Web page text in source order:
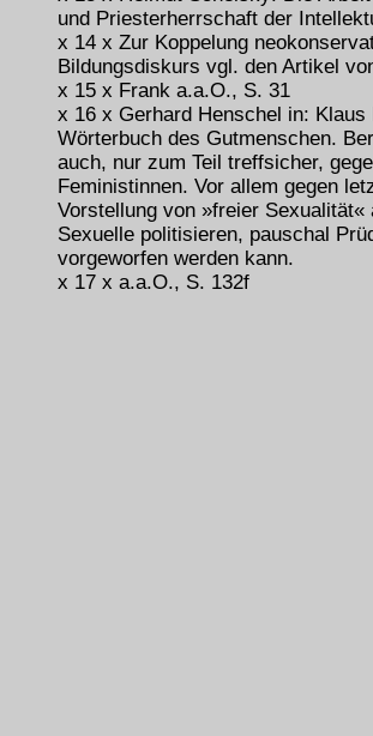
und Priesterherrschaft der
x 14 x Zur Koppelung
Bildungsdiskurs vgl. den Artikel
x 15 x Frank a.a.O., S. 31
x 16 x Gerhard Henschel in:
Wörterbuch des Gutmenschen.
auch, nur zum Teil treffsicher,
Feministinnen. Vor allem gegen
Vorstellung von »freier
Sexuelle politisieren, pauschal
vorgeworfen werden kann.
x 17 x a.a.O., S. 132f